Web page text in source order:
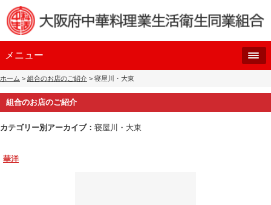
メニュー
ホーム > 組合のお店のご紹介 > 寝屋川・大東
組合のお店のご紹介
カテゴリー別アーカイブ： 寝屋川・大東
華洋